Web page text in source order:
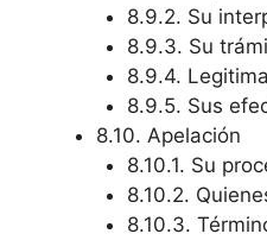
8.9.2. Su
8.9.3. Su
8.9.4.
8.9.5. Sus
8.10. Apelación
8.10.1. Su
8.10.2.
8.10.3.